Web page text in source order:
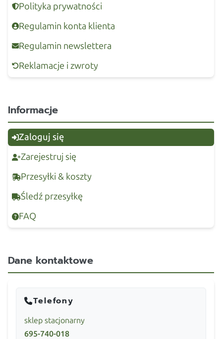
Polityka prywatności
Regulamin konta klienta
Regulamin newslettera
Reklamacje i zwroty
Informacje
Zaloguj się
Zarejestruj się
Przesyłki & koszty
Śledź przesyłkę
FAQ
Dane kontaktowe
Telefony
sklep stacjonarny
695-740-018